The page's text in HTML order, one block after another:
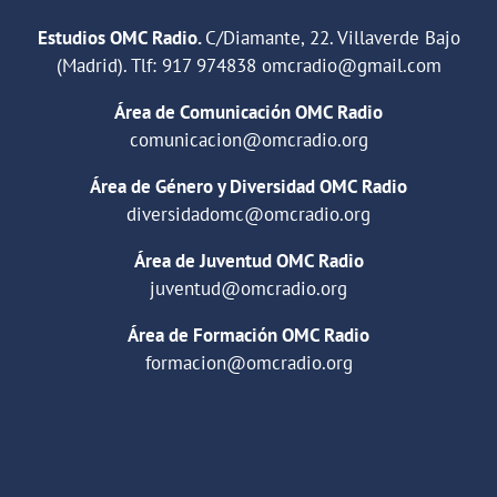
Estudios OMC Radio.C/Diamante, 22. Villaverde Bajo
(Madrid). Tlf: 917 974838 omcradio@gmail.com
Área de Comunicación OMC Radio
comunicacion@omcradio.org
Área de Género y Diversidad OMC Radio
diversidadomc@omcradio.org
Área de Juventud OMC Radio
juventud@omcradio.org
Área de Formación OMC Radio
formacion@omcradio.org